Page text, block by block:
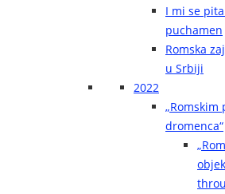
I mi se
puchamen
Romska
u Srbiji
2022
„Romskim
dromenca“